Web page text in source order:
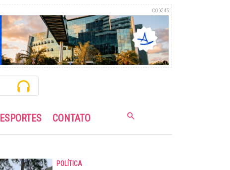
COD345
ESPORTES CONTATO
POLÍTICA